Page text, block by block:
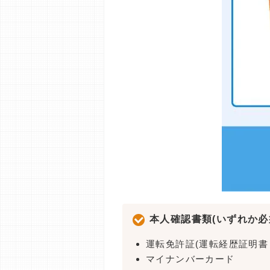
本人確認書類(いずれか
運転免許証(運転経歴証明書
マイナンバーカード